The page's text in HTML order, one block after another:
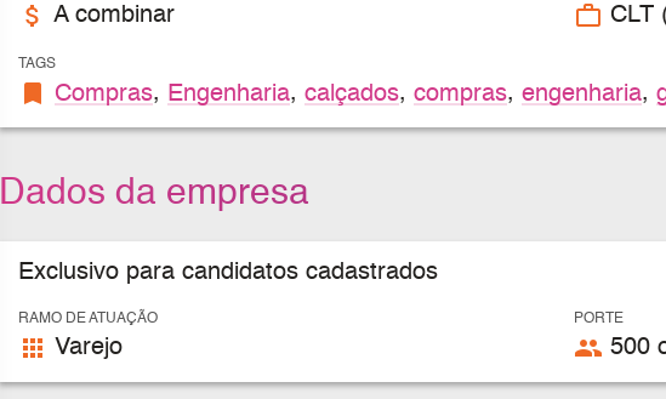
attach_money A combinar work_outline CLT
TAGS
bookmark Compras, Engenharia, calçados, compras, engenharia,
Dados da empresa
Exclusivo para candidatos cadastrados
RAMO DE ATUAÇÃO
apps Varejo
PORTE
people 500